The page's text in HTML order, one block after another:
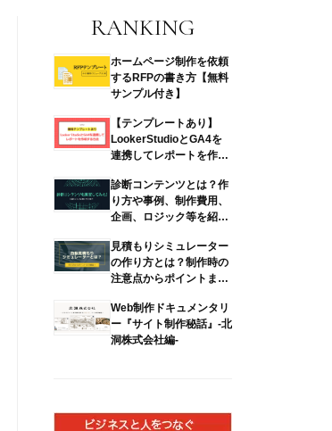
RANKING
ホームページ制作を依頼
するRFPの書き方【無料
サンプル付き】
【テンプレートあり】
LookerStudioとGA4を
連携してレポートを作成
診断コンテンツとは？作
り方や事例、制作費用、
企画、ロジック等を紹
見積もりシミュレーター
の作り方とは？制作時の
注意点からポイントまで
Web制作ドキュメンタリ
ー『サイト制作秘話』-北
洞株式会社編-